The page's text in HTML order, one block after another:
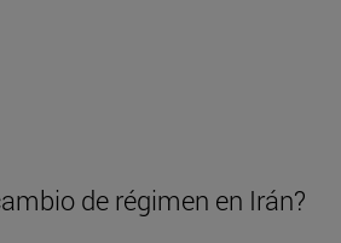
de régimen en Irán?